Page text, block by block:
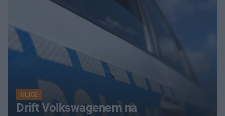
ULICE
Drift Volkswagenem na